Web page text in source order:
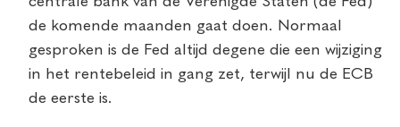
de komende maanden gaat doen. Normaal
gesproken is de Fed altijd degene die een wijziging
in het rentebeleid in gang zet, terwijl nu de ECB
de eerste is.